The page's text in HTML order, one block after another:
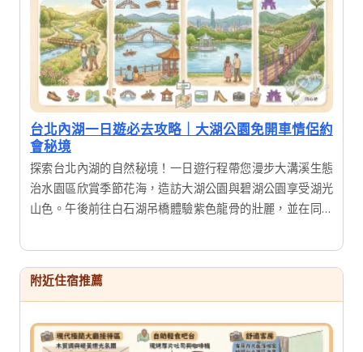
台北內湖一日遊必去攻略｜大湖公園免開車情侶約
會秘境
探索台北內湖的自然秘境！一日遊行程帶您漫步大溝溪生態
治水園區欣賞季節花海，造訪大湖公園與碧湖公園享受湖光
山色。午後前往白石湖吊橋體驗紫色龍骨的壯麗，並在同心
輕鬆踏青之旅，讓您在城市近郊也能享受滿滿芬多精。
附近住宿推薦